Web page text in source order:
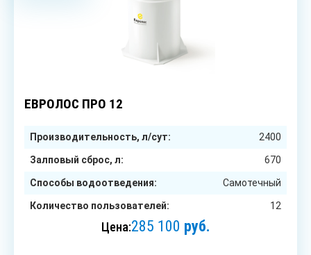
ЕВРОЛОС ПРО 12
Производительность, л/сут: 2400
Залповый сброс, л: 670
Способы водоотведения: Самотечный
Количество пользователей: 12
Цена:285 100 руб.